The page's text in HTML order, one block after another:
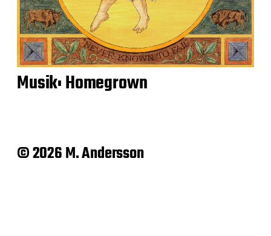
Musik: Homegrown
© 2026 M. Andersson